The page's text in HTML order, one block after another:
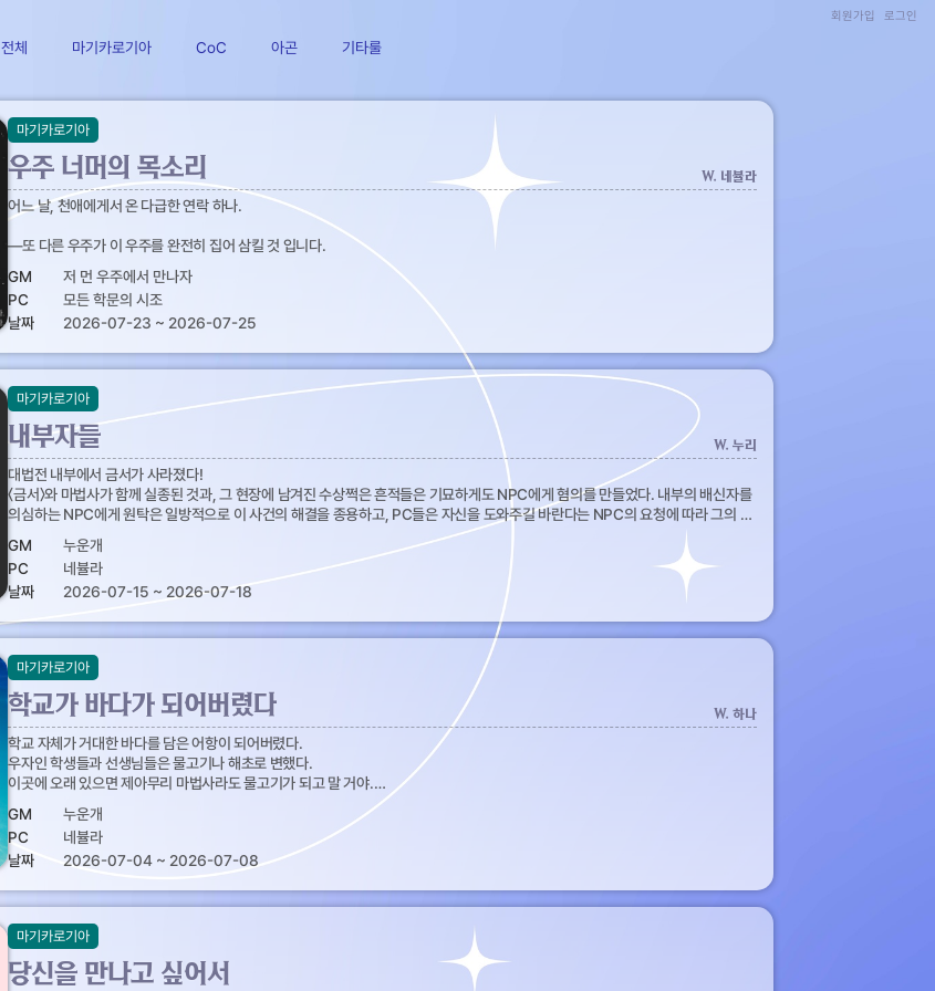
회원가입 로그인
전체 마기카로기아 CoC 아곤 기타룰
마기카로기아
우주 너머의 목소리 W. 네뷸라
어느 날, 천애에게서 온 다급한 연락 하나.
—또 다른 우주가 이 우주를 완전히 집어 삼킬 것 입니다.
GM
저 먼 우주에서 만나자
PC
모든 학문의 시조
날짜
2026-07-23 ~ 2026-07-25
마기카로기아
내부자들 W. 누리
대법전 내부에서 금서가 사라졌다!
〈금서〉와 마법사가 함께 실종된 것과, 그 현장에 남겨진 수상쩍은 흔적들은 기묘하게도 NPC에게 혐의를 만들었다. 내부의 배신자를
의심하는 NPC에게 원탁은 일방적으로 이 사건의 해결을 종용하고, PC들은 자신을 도와주길 바란다는 NPC의 요청에 따라 그의 누
GM
누운개
PC
네뷸라
날짜
2026-07-15 ~ 2026-07-18
마기카로기아
학교가 바다가 되어버렸다 W. 하나
학교 자체가 거대한 바다를 담은 어항이 되어버렸다.
우자인 학생들과 선생님들은 물고기나 해초로 변했다.
이곳에 오래 있으면 제아무리 마법사라도 물고기가 되고 말 거야.
GM
누운개
PC
네뷸라
날짜
2026-07-04 ~ 2026-07-08
마기카로기아
당신을 만나고 싶어서